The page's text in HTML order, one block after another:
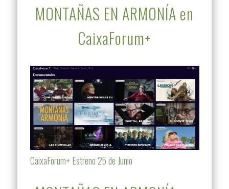
MONTAÑAS EN ARMONÍA en
CaixaForum+
CaixaForum+ Estreno 25 de Junio